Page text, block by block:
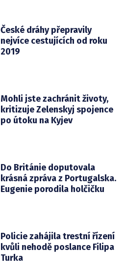
České dráhy přepravily
nejvíce cestujících od roku
2019
Mohli jste zachránit životy,
kritizuje Zelenskyj spojence
po útoku na Kyjev
Do Británie doputovala
krásná zpráva z Portugalska.
Eugenie porodila holčičku
Policie zahájila trestní řízení
kvůli nehodě poslance Filipa
Turka